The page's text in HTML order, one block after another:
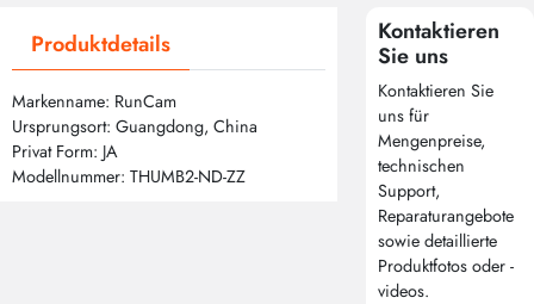
Produktdetails
Markenname: RunCam
Ursprungsort: Guangdong, China
Privat Form: JA
Modellnummer: THUMB2-ND-ZZ
Kontaktieren
Sie uns
Kontaktieren Sie
uns für
Mengenpreise,
technischen
Support,
Reparaturangebote
sowie detaillierte
Produktfotos oder -
videos.